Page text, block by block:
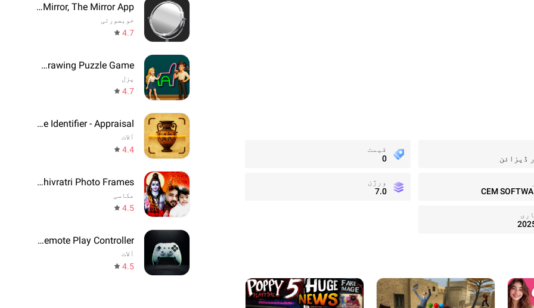
ڈیزائن
قیمت
0
CEM
ورژن
7.0
Beauty Mirror, The Mirror App
خوبصورتی
4.7
One Line: Drawing Puzzle Game
پزل
4.7
Antique Identifier - Appraisal
آلات
4.4
Maha Shivratri Photo Frames
عکاسی
4.5
Game Remote Play Controller
آلات
4.5